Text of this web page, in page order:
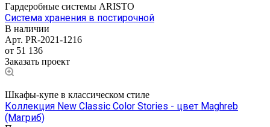
Гардеробные системы ARISTO
Система хранения в постирочной
В наличии
Арт. PR-2021-1216
от 51 136
Заказать проект
Шкафы-купе в классическом стиле
Коллекция New Classic Color Stories - цвет Maghreb
(Магриб)